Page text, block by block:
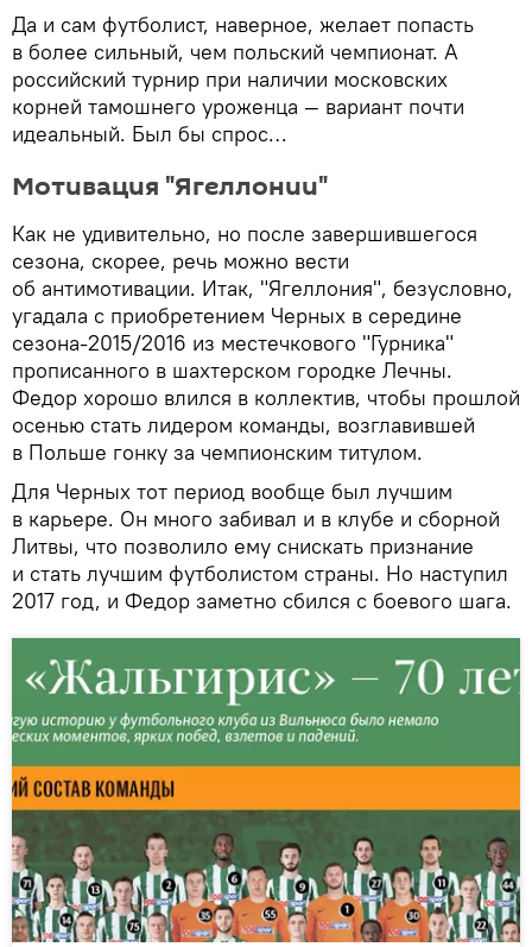
Да и сам футболист, наверное, желает попасть
в более сильный, чем польский чемпионат. А
российский турнир при наличии московских
корней тамошнего уроженца — вариант почти
идеальный. Был бы спрос…
Мотивация "Ягеллонии"
Как не удивительно, но после завершившегося
сезона, скорее, речь можно вести
об антимотивации. Итак, "Ягеллония", безусловно,
угадала с приобретением Черных в середине
сезона-2015/2016 из местечкового "Гурника"
прописанного в шахтерском городке Лечны.
Федор хорошо влился в коллектив, чтобы прошлой
осенью стать лидером команды, возглавившей
в Польше гонку за чемпионским титулом.
Для Черных тот период вообще был лучшим
в карьере. Он много забивал и в клубе и сборной
Литвы, что позволило ему снискать признание
и стать лучшим футболистом страны. Но наступил
2017 год, и Федор заметно сбился с боевого шага.